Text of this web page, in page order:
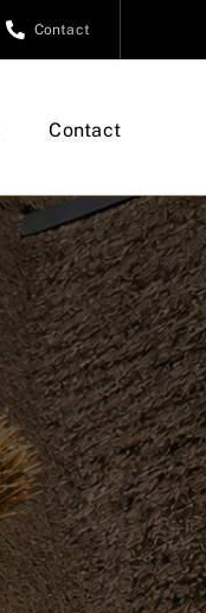
Contact
Contact